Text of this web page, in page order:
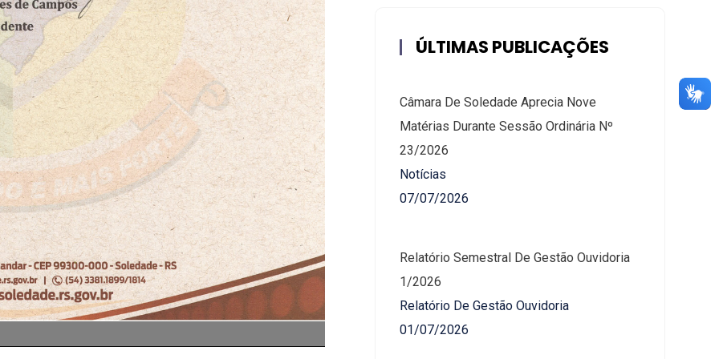
ÚLTIMAS PUBLICAÇÕES
Câmara De Soledade Aprecia Nove
Matérias Durante Sessão Ordinária Nº
23/2026
Notícias
07/07/2026
Relatório Semestral De Gestão Ouvidoria
1/2026
Relatório De Gestão Ouvidoria
01/07/2026